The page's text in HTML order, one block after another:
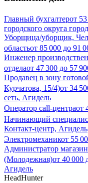
Главный бухгалтерот
городского округа
Уборщица/уборщик,
областьот 85 000 до 91
Инженер
отделаот 47 300 до 57
Продавец в зону
Курчатова, 15/4)от 34
сеть, Агидель
Оператор call-центраот
Начинающий
Контакт-центр, Агидель
Электромеханикот 55
Администратор
(Молодежная)от 40 000
Агидель
HeadHunter